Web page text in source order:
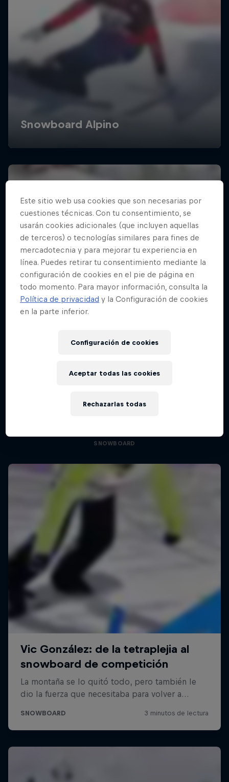
SNOWBOARD
Este sitio web usa cookies que son necesarias por
cuestiones técnicas. Con tu consentimiento, se
usarán cookies adicionales (que incluyen aquellas
de terceros) o tecnologías similares para fines de
mercadotecnia y para mejorar tu experiencia en
línea. Puedes retirar tu consentimiento mediante la
configuración de cookies en el pie de página en
todo momento. Para mayor información, consulta la
Política de privacidad y la Configuración de cookies
en la parte inferior.
Configuración de cookies
Rechazarlas todas
Aceptar todas las cookies